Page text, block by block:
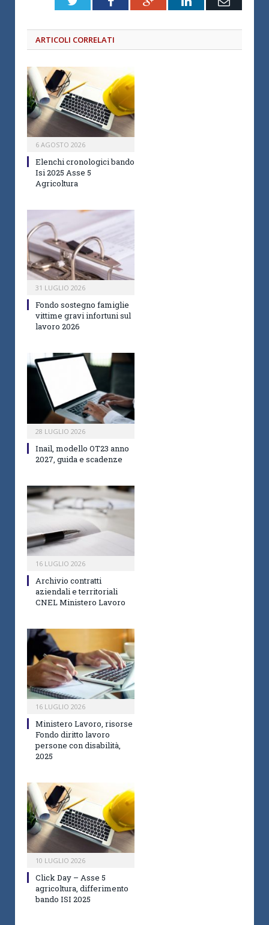
ARTICOLI CORRELATI
6 AGOSTO 2026
Elenchi cronologici bando
Isi 2025 Asse 5
Agricoltura
31 LUGLIO 2026
Fondo sostegno famiglie
vittime gravi infortuni sul
lavoro 2026
28 LUGLIO 2026
Inail, modello OT23 anno
2027, guida e scadenze
16 LUGLIO 2026
Archivio contratti
aziendali e territoriali
CNEL Ministero Lavoro
16 LUGLIO 2026
Ministero Lavoro, risorse
Fondo diritto lavoro
persone con disabilità,
2025
10 LUGLIO 2026
Click Day – Asse 5
agricoltura, differimento
bando ISI 2025